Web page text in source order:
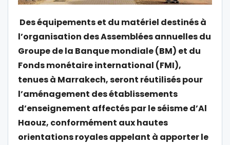
Des équipements et du matériel destinés à
l’organisation des Assemblées annuelles du
Groupe de la Banque mondiale (BM) et du
Fonds monétaire international (FMI),
tenues à Marrakech, seront réutilisés pour
l’aménagement des établissements
d’enseignement affectés par le séisme d’Al
Haouz, conformément aux hautes
orientations royales appelant à apporter le